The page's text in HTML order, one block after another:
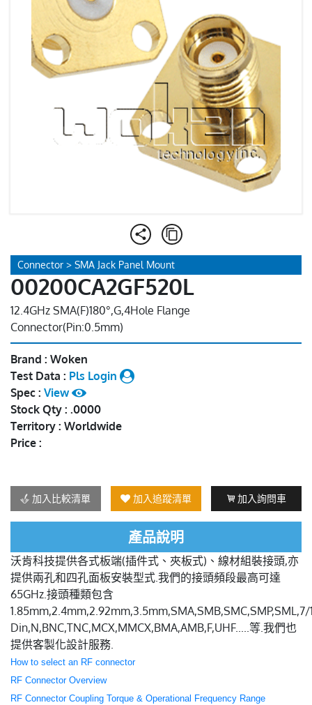
Connector > SMA Jack Panel Mount
00200CA2GF520L
12.4GHz SMA(F)180°,G,4Hole Flange
Connector(Pin:0.5mm)
Brand : Woken
Test Data : Pls Login
Spec : View
Stock Qty : .0000
Territory : Worldwide
Price :
加入比較清單 加入追蹤清單 加入詢問車
產品說明
沃肯科技提供各式板端(插件式、夾板式)、線材組裝接頭,亦
提供兩孔和四孔面板安裝型式.我們的接頭頻段最高可達
65GHz.接頭種類包含
1.85mm,2.4mm,2.92mm,3.5mm,SMA,SMB,SMC,SMP,SML,7/
Din,N,BNC,TNC,MCX,MMCX,BMA,AMB,F,UHF.....等.我們也
提供客製化設計服務.
How to select an RF connector
RF Connector Overview
RF Connector Coupling Torque & Operational Frequency Range